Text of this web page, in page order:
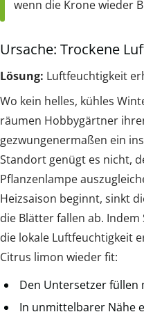
wenn die Krone wieder
Ursache: Trockene
Lösung: Luftfeuchtigkeit
Wo kein helles, kühles
räumen Hobbygärtner
gezwungenermaßen ein
Standort genügt es nicht,
Pflanzenlampe
Heizsaison beginnt, sinkt
die Blätter fallen ab.
die lokale Luftfeuchtigkeit
Citrus limon wieder fit:
Den Untersetzer füllen
In unmittelbarer Nähe